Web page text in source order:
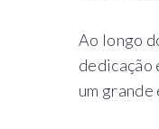
Ao longo
dedicação
um